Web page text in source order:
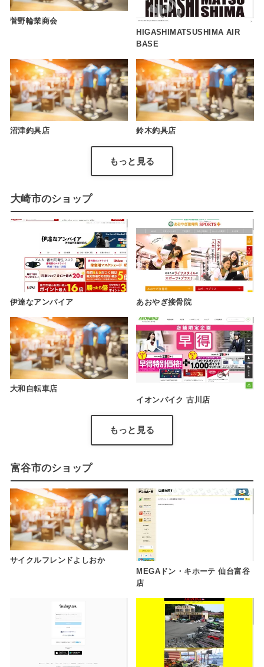
菅野輪業商会
HIGASHIMATSUSHIMA AIR
BASE
沼津釣具店 鈴木釣具店
もっと見る
大崎市のショップ
伊達なアンパイア あおやぎ接骨院
大和自転車店
イオンバイク 古川店
もっと見る
富谷市のショップ
サイクルフレンドよしおか
MEGAドン・キホーテ 仙台富谷
店